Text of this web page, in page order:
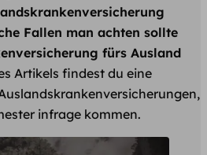
Fallen man achten sollte
fürs Ausland
Artikels findest du eine
infrage kommen.